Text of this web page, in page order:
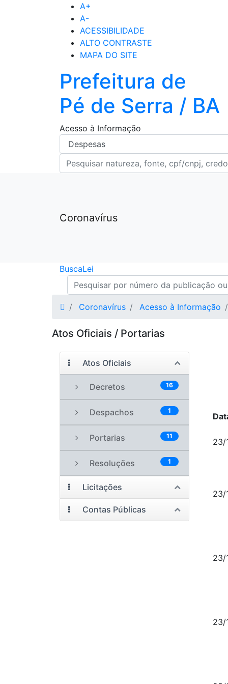
A+
A-
ACESSIBILIDADE
ALTO CONTRASTE
MAPA DO SITE
Prefeitura de
Pé de Serra / BA
Acesso à Informação
Coronavírus
BuscaLei
Coronavírus Acesso à Informação
Atos Oficiais / Portarias
Atos Oficiais
Decretos 16
Despachos 1
Portarias 11
Resoluções 1
Licitações
Contas Públicas
23/
23/
23/
23/